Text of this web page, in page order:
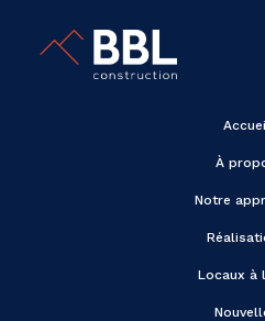
À
Notre
Locaux à
Locaux